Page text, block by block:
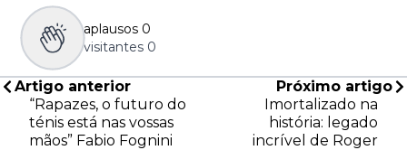
aplausos 0
visitantes 0
Artigo anterior
“Rapazes, o futuro do
ténis está nas vossas
mãos” Fabio Fognini
Próximo artigo
Imortalizado na
história: legado
incrível de Roger